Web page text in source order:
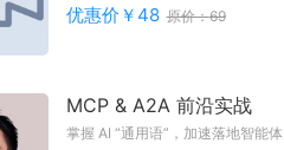
优惠价￥48 原价：69
MCP & A2A 前沿实战
掌握 AI “通用语”，加速落地智能体